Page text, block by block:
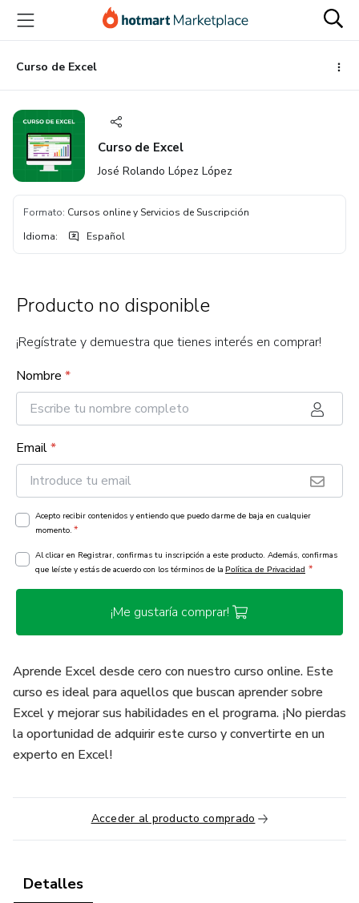
principal
página
de
página
Curso de Excel
Curso de Excel
José Rolando López López
Formato: Cursos online y Servicios de Suscripción
Idioma: Español
Producto no disponible
¡Regístrate y demuestra que tienes interés en comprar!
Nombre *
Email*
Acepto recibir contenidos y entiendo que puedo darme de baja en cualquier
momento. *
Al clicar en Registrar, confirmas tu inscripción a este producto. Además, confirmas
que leíste y estás de acuerdo con los términos de la Política de Privacidad *
¡Me gustaría comprar!
Aprende Excel desde cero con nuestro curso online. Este
curso es ideal para aquellos que buscan aprender sobre
Excel y mejorar sus habilidades en el programa. ¡No pierdas
la oportunidad de adquirir este curso y convertirte en un
experto en Excel!
Acceder al producto comprado
Detalles